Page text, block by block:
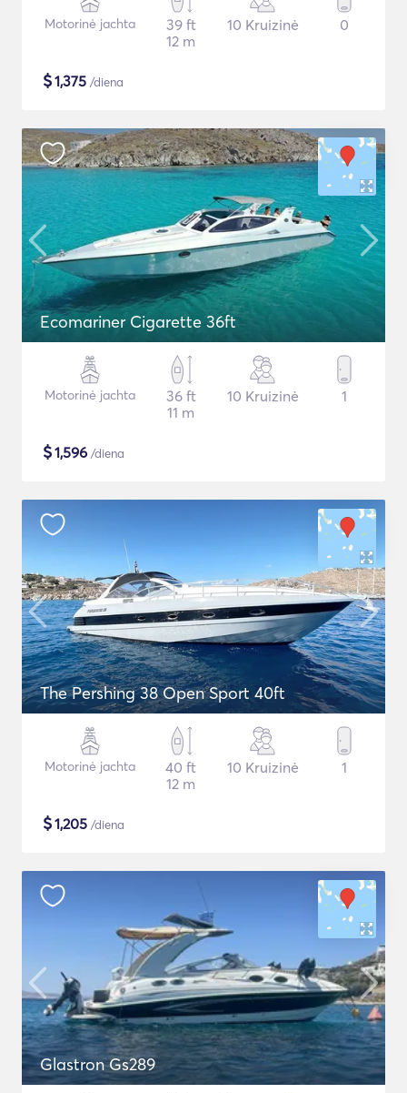
Motorinė jachta
39 ft
12 m
10 Kruizinė 0
$1,375 /diena
Ecomariner Cigarette 36ft
Motorinė jachta
36 ft
11 m
10 Kruizinė 1
$1,596 /diena
The Pershing 38 Open Sport 40ft
Motorinė jachta
40 ft
12 m
10 Kruizinė 1
$1,205 /diena
Glastron Gs289